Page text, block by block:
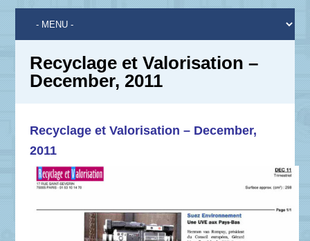
Recyclage et Valorisation –
December, 2011
Recyclage et Valorisation – December,
2011